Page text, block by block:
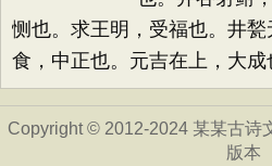
恻也。求王明，受福也。井
食，中正也。元吉在上，大成
Copyright © 2012-2024 某某古诗
版本